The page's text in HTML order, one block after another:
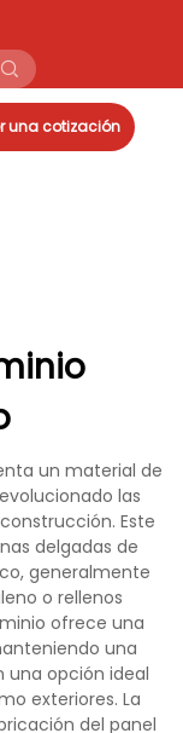
una cotización
un material de
las
Este
delgadas de
generalmente
o rellenos
ofrece una
una
una opción ideal
exteriores. La
del panel